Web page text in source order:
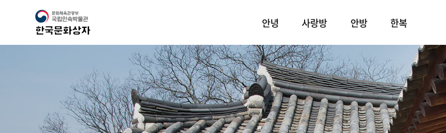
안녕 사랑방 안방 한복